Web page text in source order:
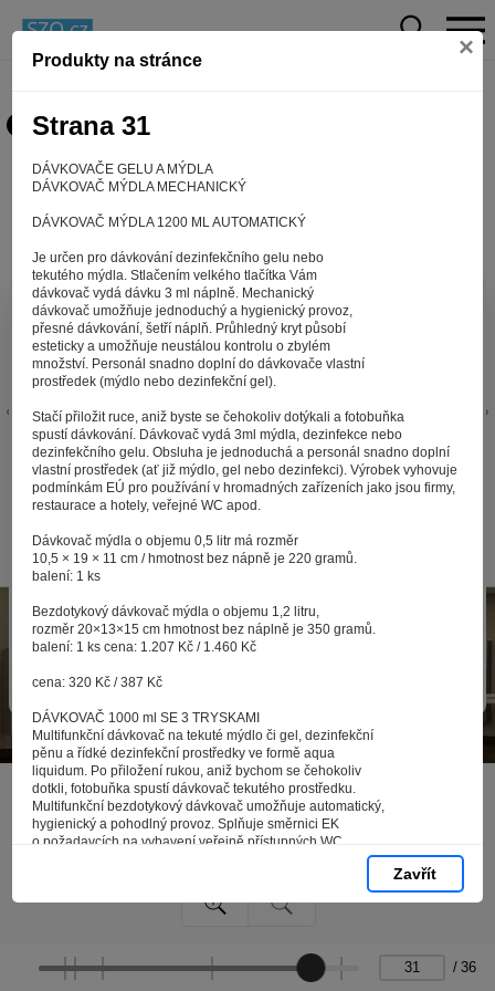
Produkty na stránce ×
Strana 31
DÁVKOVAČE GELU A MÝDLA
DÁVKOVAČ MÝDLA MECHANICKÝ
DÁVKOVAČ MÝDLA 1200 ML AUTOMATICKÝ
Je určen pro dávkování dezinfekčního gelu nebo
tekutého mýdla. Stlačením velkého tlačítka Vám
dávkovač vydá dávku 3 ml náplně. Mechanický
dávkovač umožňuje jednoduchý a hygienický provoz,
přesné dávkování, šetří náplň. Průhledný kryt působí
esteticky a umožňuje neustálou kontrolu o zbylém
množství. Personál snadno doplní do dávkovače vlastní
prostředek (mýdlo nebo dezinfekční gel).
Stačí přiložit ruce, aniž byste se čehokoliv dotýkali a fotobuňka
spustí dávkování. Dávkovač vydá 3ml mýdla, dezinfekce nebo
dezinfekčního gelu. Obsluha je jednoduchá a personál snadno doplní
vlastní prostředek (ať již mýdlo, gel nebo dezinfekci). Výrobek vyhovuje
podmínkám EÚ pro používání v hromadných zařízeních jako jsou firmy,
restaurace a hotely, veřejné WC apod.
Dávkovač mýdla o objemu 0,5 litr má rozměr
10,5 × 19 × 11 cm / hmotnost bez nápně je 220 gramů.
balení: 1 ks
Bezdotykový dávkovač mýdla o objemu 1,2 litru,
rozměr 20×13×15 cm hmotnost bez náplně je 350 gramů.
balení: 1 ks cena: 1.207 Kč / 1.460 Kč
cena: 320 Kč / 387 Kč
DÁVKOVAČ 1000 ml SE 3 TRYSKAMI
Multifunkční dávkovač na tekuté mýdlo či gel, dezinfekční
pěnu a řídké dezinfekční prostředky ve formě aqua
liquidum. Po přiložení rukou, aniž bychom se čehokoliv
dotkli, fotobuňka spustí dávkovač tekutého prostředku.
Multifunkční bezdotykový dávkovač umožňuje automatický,
hygienický a pohodlný provoz. Splňuje směrnici EK
o požadavcích na vybavení veřejně přístupných WC
a umýváren ve školách, firmách a podnicích, restauracích
Rozměry 20×13×15 cm / hmotnost bez náplně je 450 gramů.
AUTOMATICKÝ BEZDOTYKOVÝ DÁVKOVAČ
Automatický dávkovač mýdla, dezinfekce nebo gelu na ruce určený pro
Zavřít
/ 36
Aby web fungoval tak, jak ho znáte (souhlas
s cookies)
Záleží nám na tom, aby pro vás nakupování bylo co nejlepší
zážitkem. Abyste na našich stránkách rychle našli to, co
hledáte, ušetřili spoustu klikání a nezobrazovaly se vám
reklamy na věci, které vás nezajímají. Abyste web viděli
v zobrazení na které jste zvyklí a nemuseli se pokaždé
přihlašovat. Proto od vás potřebujeme souhlas se
zpracováním souborů cookies - malých souborů, které
„V pořádku“ souhlasíte s nastavením cookies tak, abychom
vám poskytovali smysluplné a užitečné služby na základě
zpracování osobních údajů.